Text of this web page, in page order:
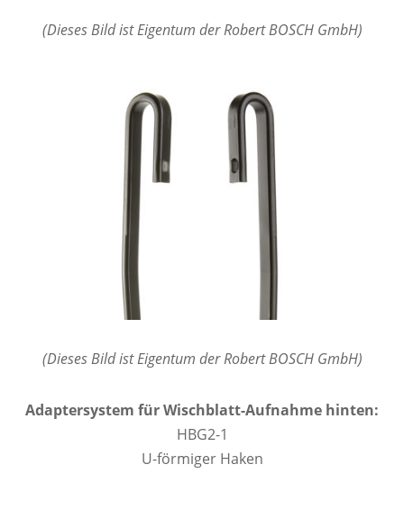
(Dieses Bild ist Eigentum der Robert BOSCH GmbH)
(Dieses Bild ist Eigentum der Robert BOSCH GmbH)
Adaptersystem für Wischblatt-Aufnahme hinten:
HBG2-1
U-förmiger Haken